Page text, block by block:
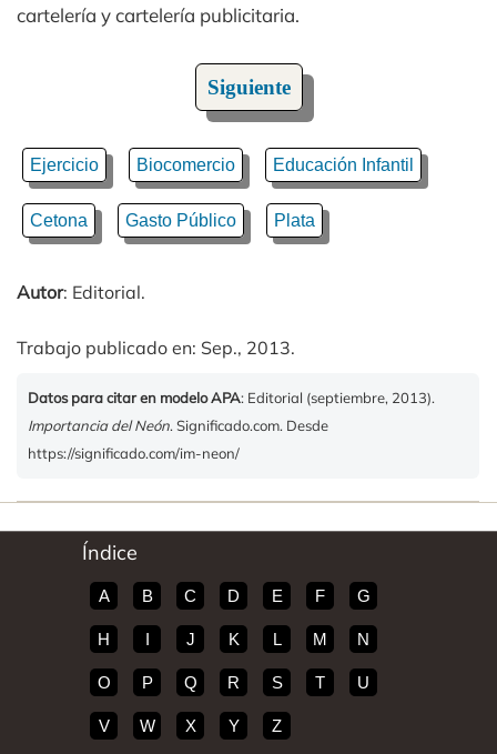
cartelería y cartelería publicitaria.
Siguiente
Ejercicio Biocomercio Educación Infantil
Cetona Gasto Público Plata
Autor: Editorial.
Trabajo publicado en: Sep., 2013.
Datos para citar en modelo APA: Editorial (septiembre, 2013).
Importancia del Neón. Significado.com. Desde
https://significado.com/im-neon/
Índice
A B C D E F G
H I J K L M N
O P Q R S T U
V W X Y Z